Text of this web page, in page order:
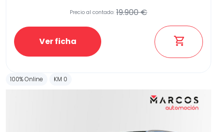
Precio al contado: 19.900 €
Ver ficha
100% Online KM 0